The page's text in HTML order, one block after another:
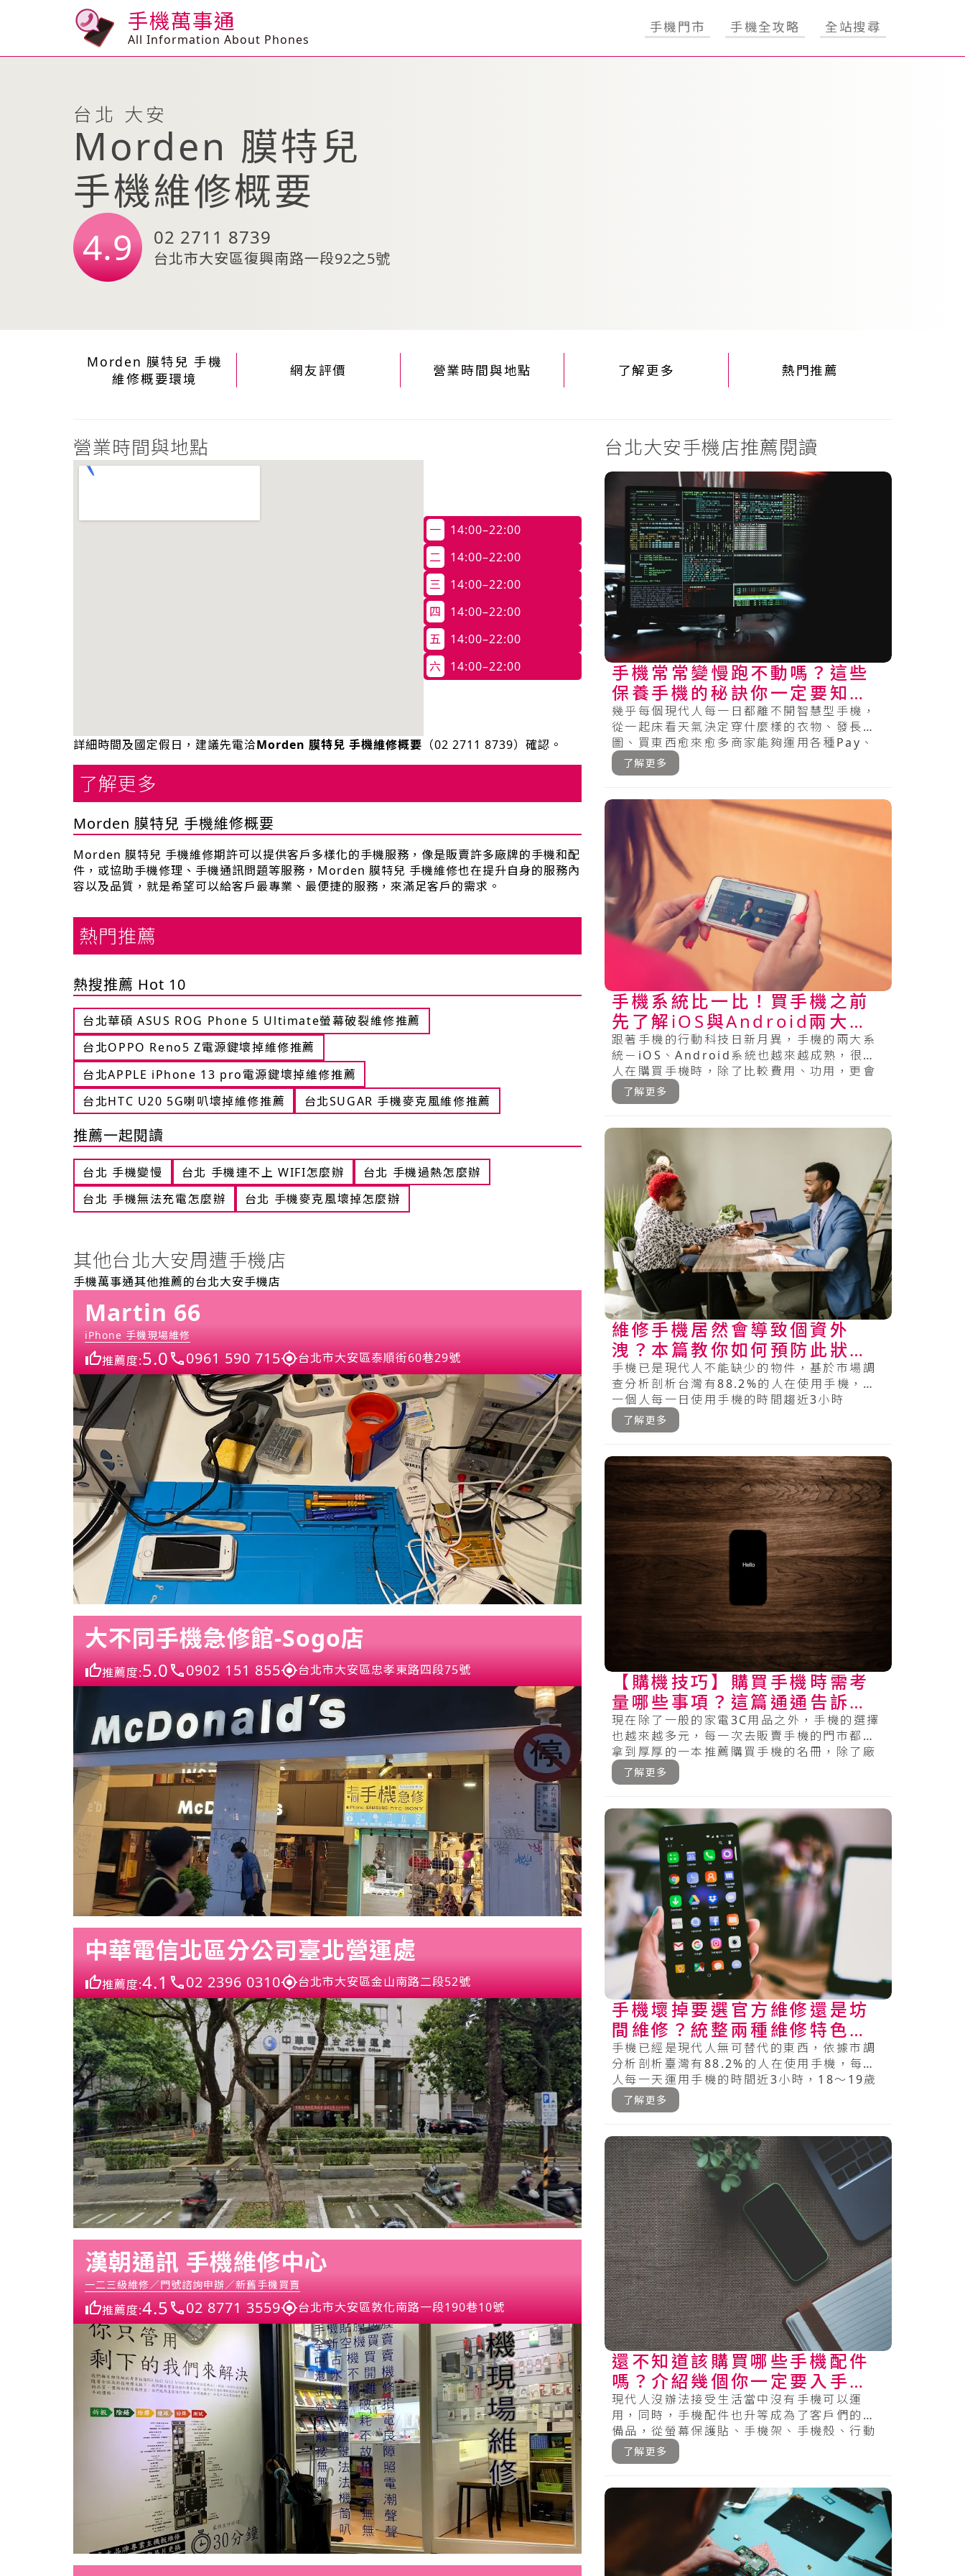
手機萬事通
All Information About Phones
手機門市 手機全攻略 全站搜尋
台北 大安
Morden 膜特兒
手機維修概要
4.9 02 2711 8739
台北市大安區復興南路一段92之5號
Morden 膜特兒 手機
維修概要環境
網友評價 營業時間與地點 了解更多 熱門推薦
營業時間與地點
一
14:00–22:00
二
14:00–22:00
三
14:00–22:00
四
14:00–22:00
五
14:00–22:00
六
14:00–22:00
詳細時間及國定假日，建議先電洽Morden 膜特兒 手機維修概要 （02 2711 8739）確認。
了解更多
Morden 膜特兒 手機維修概要
Morden 膜特兒 手機維修期許可以提供客戶多樣化的手機服務，像是販賣許多廠牌的手機和配
件，或協助手機修理、手機通訊問題等服務，Morden 膜特兒 手機維修也在提升自身的服務內
容以及品質，就是希望可以給客戶最專業、最便捷的服務，來滿足客戶的需求。
熱門推薦
熱搜推薦 Hot 10
台北華碩 ASUS ROG Phone 5 Ultimate螢幕破裂維修推薦
台北OPPO Reno5 Z電源鍵壞掉維修推薦
台北APPLE iPhone 13 pro電源鍵壞掉維修推薦
台北HTC U20 5G喇叭壞掉維修推薦
台北SUGAR 手機麥克風維修推薦
推薦一起閱讀
台北 手機變慢 台北 手機連不上 WIFI怎麼辦
台北 手機過熱怎麼辦
台北 手機無法充電怎麼辦
台北 手機麥克風壞掉怎麼辦
其他台北大安周遭手機店
手機萬事通其他推薦的台北大安手機店
Martin 66
iPhone 手機現場維修
推薦度:5.0 0961 590 715 台北市大安區泰順街60巷29號
大不同手機急修館-Sogo店
推薦度:5.0 0902 151 855 台北市大安區忠孝東路四段75號
中華電信北區分公司臺北營運處
推薦度:4.1 02 2396 0310 台北市大安區金山南路二段52號
漢朝通訊 手機維修中心
一二三級維修／門號諮詢申辦／新舊手機買賣
推薦度:4.5 02 8771 3559 台北市大安區敦化南路一段190巷10號
台北大安手機店推薦閱讀
手機常常變慢跑不動嗎？這些
保養手機的秘訣你一定要知
道！
幾乎每個現代人每一日都離不開智慧型手機，
從一起床看天氣決定穿什麼樣的衣物、發長輩
圖、買東西愈來愈多商家能夠運用各種Pay、
搭運輸工具時可.....
了解更多
手機系統比一比！買手機之前
先了解iOS與Android兩大系
統的特色
跟著手機的行動科技日新月異，手機的兩大系
統－iOS、Android系統也越來越成熟，很多
人在購買手機時，除了比較費用、功用，更會
根據手機.....
了解更多
維修手機居然會導致個資外
洩？本篇教你如何預防此狀況
～
手機已是現代人不能缺少的物件，基於市場調
查分析剖析台灣有88.2%的人在使用手機，每
一個人每一日使用手機的時間趨近3小時
（hr），18到.....
了解更多
【購機技巧】購買手機時需考
量哪些事項？這篇通通告訴
你！
現在除了一般的家電3C用品之外，手機的選擇
也越來越多元，每一次去販賣手機的門市都可
拿到厚厚的一本推薦購買手機的名冊，除了廠
牌外還有各種的.....
了解更多
手機壞掉要選官方維修還是坊
間維修？統整兩種維修特色及
注意事項
手機已經是現代人無可替代的東西，依據市調
分析剖析臺灣有88.2%的人在使用手機，每個
人每一天運用手機的時間近3小時，18～19歲
的人一天.....
了解更多
還不知道該購買哪些手機配件
嗎？介紹幾個你一定要入手的
單品
現代人沒辦法接受生活當中沒有手機可以運
用，同時，手機配件也升等成為了客戶們的必
備品，從螢幕保護貼、手機架、手機殼、行動
電源等等皆有，在眾.....
了解更多